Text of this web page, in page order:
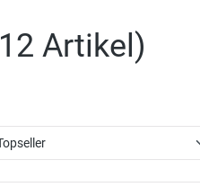
12 Artikel )